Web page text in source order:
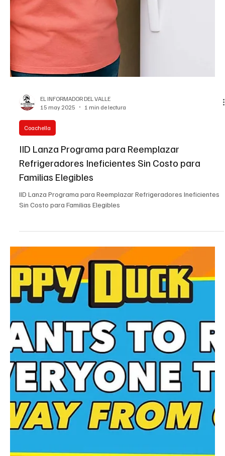
EL INFORMADOR DEL VALLE
Thousand Palms
IID abre las puertas de una piscifactoría y
estériles
IID abre las puertas de una piscifactoría y comparte cómo se crían
las carpas herbívoras estériles